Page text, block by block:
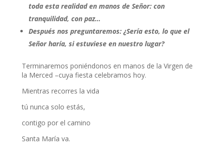
toda esta realidad en manos de Señor: con
tranquilidad, con paz…
Después nos preguntaremos: ¿Sería esto, lo que el
Señor haría, si estuviese en nuestro lugar?
Terminaremos poniéndonos en manos de la Virgen de
la Merced –cuya fiesta celebramos hoy.
Mientras recorres la vida
tú nunca solo estás,
contigo por el camino
Santa María va.